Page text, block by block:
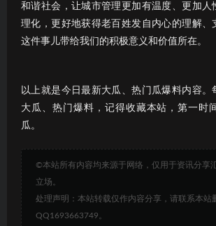
和谐社会，让城市管理更加有温度、更加人
理化，更好地获得老百姓发自内心的理解、
这件事儿带给我们的积极意义和价值所在。
以上就是今日最新大瓜、热门瓜爆料内容。
大瓜、热门爆料，记得收藏本站，第一时
瓜。
©本站所有内容均来源于网络，仅用于资讯分享
立场。
处理声明：本站转载仅作内容分享，请联系本站
QQ1693663749。